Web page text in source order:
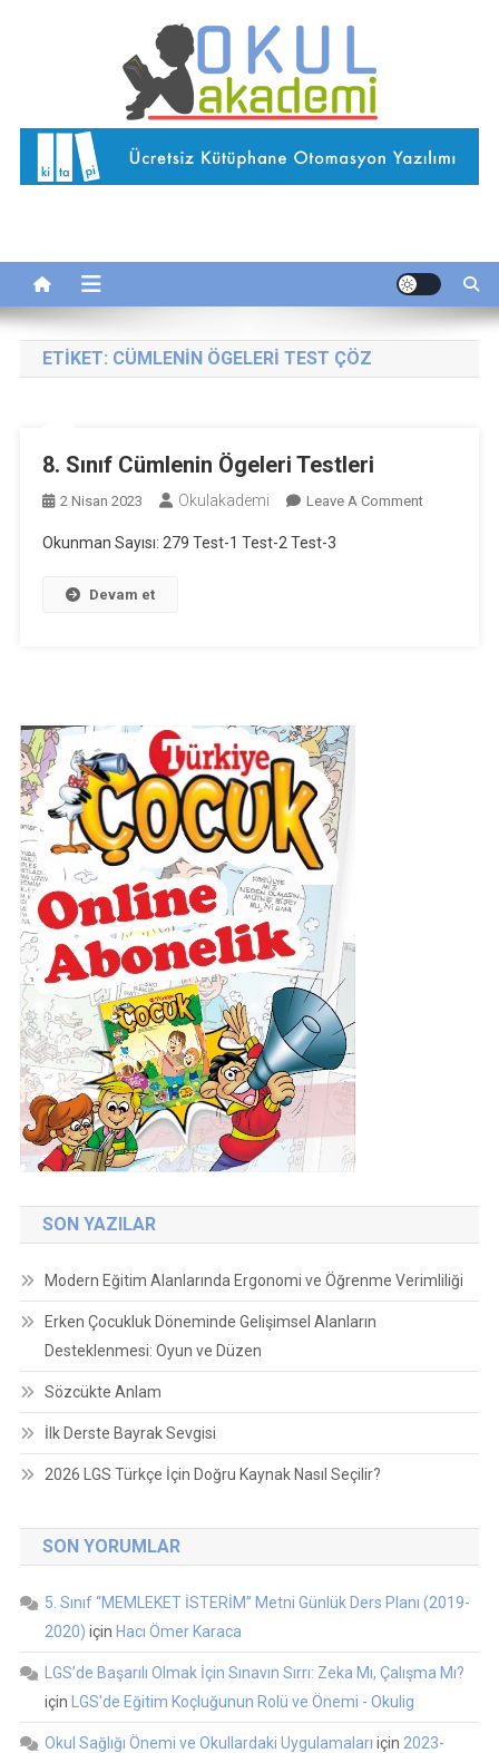
Okul Akademi
İnternetteki Okulunuz…
ETIKET: CÜMLENIN ÖGELERI TEST ÇÖZ
8. Sınıf Cümlenin Ögeleri Testleri
2 Nisan 2023 Okulakademi Leave A CommentOn
Okunman Sayısı: 279 Test-1 Test-2 Test-3
Devam et
SON YAZILAR
Modern Eğitim Alanlarında Ergonomi ve Öğrenme Verimliliği
Erken Çocukluk Döneminde Gelişimsel Alanların
Desteklenmesi: Oyun ve Düzen
Sözcükte Anlam
İlk Derste Bayrak Sevgisi
2026 LGS Türkçe İçin Doğru Kaynak Nasıl Seçilir?
SON YORUMLAR
5. Sınıf “MEMLEKET İSTERİM” Metni Günlük Ders Planı (2019-
2020) için Hacı Ömer Karaca
LGS’de Başarılı Olmak İçin Sınavın Sırrı: Zeka Mı, Çalışma Mı?
için
LGS'de Eğitim Koçluğunun Rolü ve Önemi - Okulig
Okul Sağlığı Önemi ve Okullardaki Uygulamaları için 2023-